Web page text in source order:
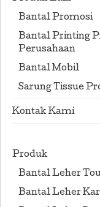
Bantal Promosi
Bantal Printing
Perusahaan
Bantal Mobil
Sarung Tissue
Kontak Kami
Produk
Bantal Leher
Bantal Leher